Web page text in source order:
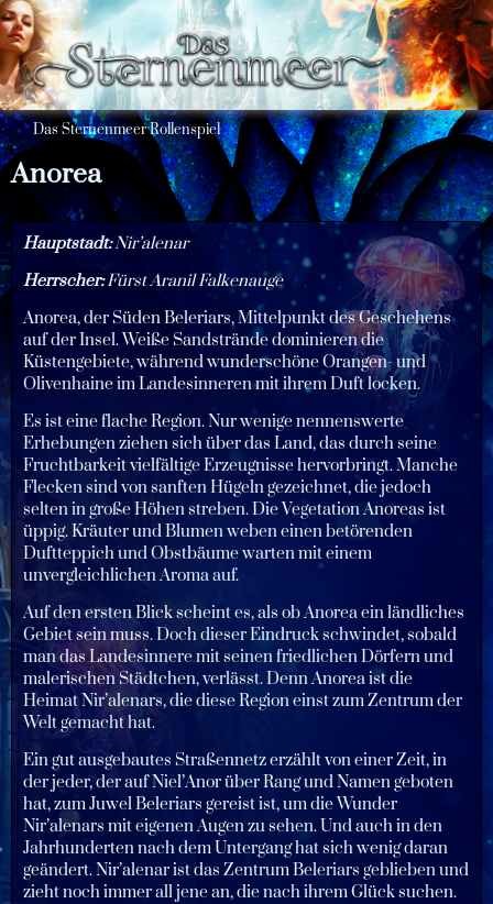
Das Sternenmeer Rollenspiel
Anorea
Hauptstadt:Nir’alenar
Herrscher:Fürst Aranil Falkenauge
Anorea, der Süden Beleriars, Mittelpunkt des Geschehens
auf der Insel. Weiße Sandstrände dominieren die
Küstengebiete, während wunderschöne Orangen- und
Olivenhaine im Landesinneren mit ihrem Duft locken.
Es ist eine flache Region. Nur wenige nennenswerte
Erhebungen ziehen sich über das Land, das durch seine
Fruchtbarkeit vielfältige Erzeugnisse hervorbringt. Manche
Flecken sind von sanften Hügeln gezeichnet, die jedoch
selten in große Höhen streben. Die Vegetation Anoreas ist
üppig. Kräuter und Blumen weben einen betörenden
Duftteppich und Obstbäume warten mit einem
unvergleichlichen Aroma auf.
Auf den ersten Blick scheint es, als ob Anorea ein ländliches
Gebiet sein muss. Doch dieser Eindruck schwindet, sobald
man das Landesinnere mit seinen friedlichen Dörfern und
malerischen Städtchen, verlässt. Denn Anorea ist die
Heimat Nir’alenars, die diese Region einst zum Zentrum der
Welt gemacht hat.
Ein gut ausgebautes Straßennetz erzählt von einer Zeit, in
der jeder, der auf Niel’Anor über Rang und Namen geboten
hat, zum Juwel Beleriars gereist ist, um die Wunder
Nir’alenars mit eigenen Augen zu sehen. Und auch in den
Jahrhunderten nach dem Untergang hat sich wenig daran
geändert. Nir’alenar ist das Zentrum Beleriars geblieben und
zieht noch immer all jene an, die nach ihrem Glück suchen.